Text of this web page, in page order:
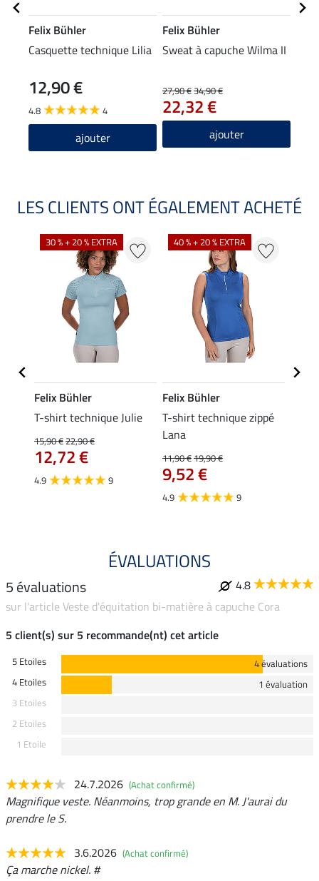
Felix Bühler
Casquette technique Lilia
12,90 €
4.8 4
ajouter
Felix Bühler
Sweat à capuche Wilma II
27,90 €34,90 €
22,32 €
ajouter
LES CLIENTS ONT ÉGALEMENT ACHETÉ
30 % + 20 % EXTRA
Felix Bühler
T-shirt technique Julie
15,90 €22,90 €
12,72 €
4.9 9
40 % + 20 % EXTRA
Felix Bühler
T-shirt technique zippé
Lana
11,90 €19,90 €
9,52 €
4.9 9
ÉVALUATIONS
5 évaluations
4.8
sur l'article Veste d'équitation bi-matière à capuche Cora
5 client(s) sur 5 recommande(nt) cet article
5 Etoiles
4 évaluations
4 Etoiles
1 évaluation
3 Etoiles
2 Etoiles
1 Etoile
24.7.2026 (Achat confirmé)
Magnifique veste. Néanmoins, trop grande en M. J'aurai du
prendre le S.
3.6.2026 (Achat confirmé)
Ça marche nickel. #